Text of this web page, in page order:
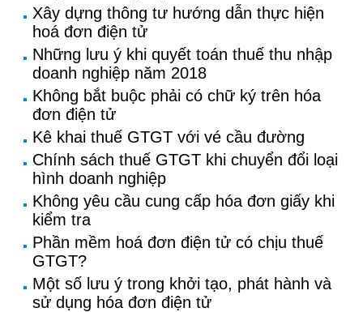
Xây dựng thông tư hướng dẫn thực hiện
hoá đơn điện tử
Những lưu ý khi quyết toán thuế thu nhập
doanh nghiệp năm 2018
Không bắt buộc phải có chữ ký trên hóa
đơn điện tử
Kê khai thuế GTGT với vé cầu đường
Chính sách thuế GTGT khi chuyển đổi loại
hình doanh nghiệp
Không yêu cầu cung cấp hóa đơn giấy khi
kiểm tra
Phần mềm hoá đơn điện tử có chịu thuế
GTGT?
Một số lưu ý trong khởi tạo, phát hành và
sử dụng hóa đơn điện tử